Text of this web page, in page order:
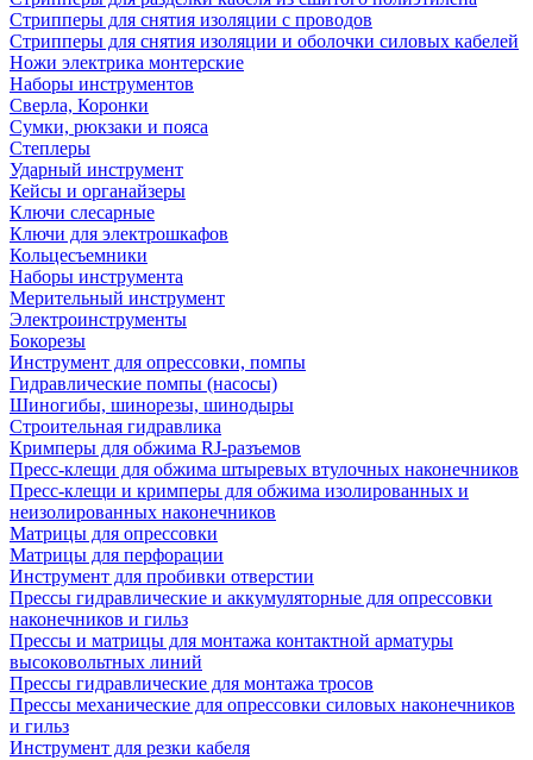
Cтрипперы для снятия изоляции с проводов
Стрипперы для снятия изоляции и оболочки силовых кабелей
Ножи электрика монтерские
Наборы инструментов
Сверла, Коронки
Сумки, рюкзаки и пояса
Степлеры
Ударный инструмент
Кейсы и органайзеры
Ключи слесарные
Ключи для электрошкафов
Кольцесъемники
Наборы инструмента
Мерительный инструмент
Электроинструменты
Бокорезы
Инструмент для опрессовки, помпы
Гидравлические помпы (насосы)
Шиногибы, шинорезы, шинодыры
Строительная гидравлика
Кримперы для обжима RJ-разъемов
Пресс-клещи для обжима штыревых втулочных наконечников
Пресс-клещи и кримперы для обжима изолированных и
неизолированных наконечников
Матрицы для опрессовки
Матрицы для перфорации
Инструмент для пробивки отверстии
Прессы гидравлические и аккумуляторные для опрессовки
наконечников и гильз
Прессы и матрицы для монтажа контактной арматуры
высоковольтных линий
Прессы гидравлические для монтажа тросов
Прессы механические для опрессовки силовых наконечников
и гильз
Инструмент для резки кабеля